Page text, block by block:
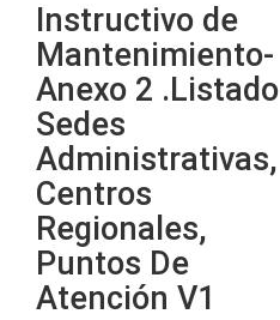
Instructivo de
Mantenimiento-
Anexo 2 .Listado
Sedes
Administrativas,
Centros
Regionales,
Puntos De
Atención V1